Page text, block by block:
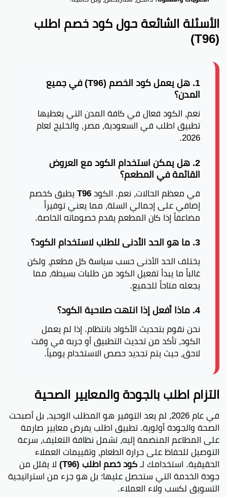
الأسئلة الشائعة حول كود خصم اطلب
(T96)
1. هل يعمل كود الخصم (T96) في جميع
المدن؟
نعم، الكود فعال في كافة المدن التي يغطيها
تطبيق اطلب في السعودية، مصر، والخليج لعام
2026.
2. هل يمكن استخدام الكود مع العروض
القائمة في المطعم؟
في معظم الحالات، نعم. الكودT96يطبق كخصم
إضافي على إجمالي السلة، مما يعني توفيراً
مضاعفاً إذا كان المطعم يقدم خصوماته الخاصة.
3. ما هو الحد الأدنى للطلب لاستخدام الكود؟
يختلف الحد الأدنى حسب سياسة كل مطعم، ولكن
غالباً ما يبدأ تفعيل الكود من طلبات بسيطة، مما
يجعله متاحاً للجميع.
4. ماذا أفعل إذا انتهت صلاحية الكود؟
نحن نقوم بتحديث الأكواد بانتظام. إذا لم يعمل
الكود، تأكد من تحديث التطبيق أو جربه في وقت
لاحق، حيث يتم تجديد حصص الاستخدام يومياً.
التزام اطلب بالجودة والمعايير الصحية
في عام 2026، لم يعد التوفير هو المطلب الوحيد، بل أصبحت
الصحة والجودة أولوية. تطبيق اطلب يفرض معايير صارمة
على المطاعم المنضمة إليه، تشمل نظافة التغليف، سرعة
التوصيل للحفاظ على حرارة الطعام، وتقييمات العملاء
الحقيقية. استخدامك لـكود خصم اطلب (T96) لا يقلل من
جودة الخدمة التي ستحصل عليها؛ بل هو جزء من استراتيجية
التسويق لكسب ولاء العملاء.